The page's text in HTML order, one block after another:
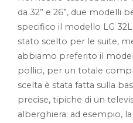
da 32” e 26”, due modelli
specifico il modello LG
stato scelto per le suite,
abbiamo preferito il
pollici, per un totale
scelta è stata fatta sulla
precise, tipiche di un
alberghiera: ad esempio,